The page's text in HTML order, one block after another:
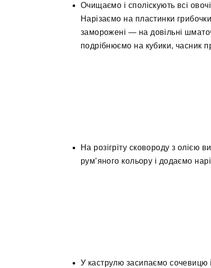
Очищаємо і споліскують всі
Нарізаємо на пластинки
заморожені — на довільні
подрібнюємо на кубики, часник
На розігріту сковороду з олією
рум’яного кольору і додаємо
У каструлю засипаємо